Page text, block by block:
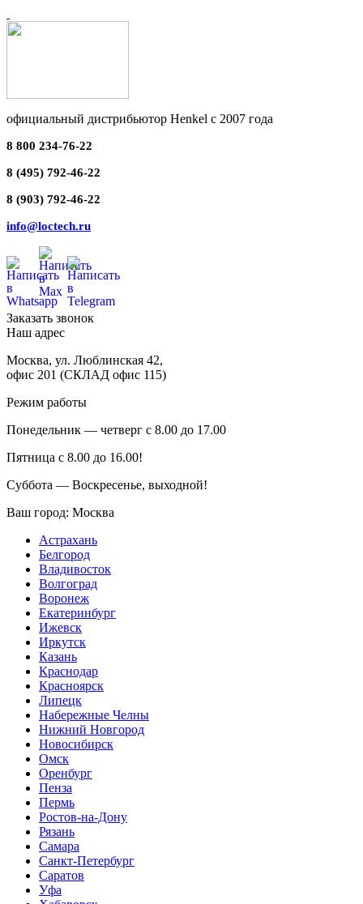
официальный дистрибьютор Henkel с 2007 года
8 800 234-76-22
8 (495) 792-46-22
8 (903) 792-46-22
info@loctech.ru
Заказать звонок
Наш адрес
Москва, ул. Люблинская 42,
офис 201 (СКЛАД офис 115)
Режим работы
Понедельник — четверг с 8.00 до 17.00
Пятница с 8.00 до 16.00!
Суббота — Воскресенье, выходной!
Ваш город: Москва
Астрахань
Белгород
Владивосток
Волгоград
Воронеж
Екатеринбург
Ижевск
Иркутск
Казань
Краснодар
Красноярск
Липецк
Набережные Челны
Нижний Новгород
Новосибирск
Омск
Оренбург
Пенза
Пермь
Ростов-на-Дону
Рязань
Самара
Санкт-Петербург
Саратов
Уфа